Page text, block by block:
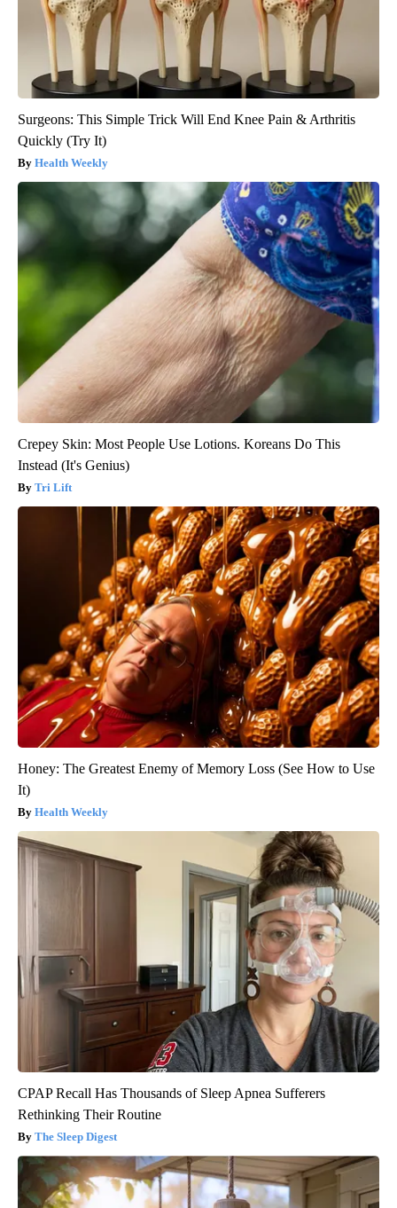
Surgeons: This Simple Trick Will End Knee Pain & Arthritis
Quickly (Try It)
Health Weekly
Crepey Skin: Most People Use Lotions. Koreans Do This
Instead (It's Genius)
Tri Lift
Honey: The Greatest Enemy of Memory Loss (See How to Use
It)
Health Weekly
CPAP Recall Has Thousands of Sleep Apnea Sufferers
Rethinking Their Routine
The Sleep Digest